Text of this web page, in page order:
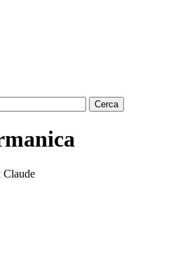
Claude